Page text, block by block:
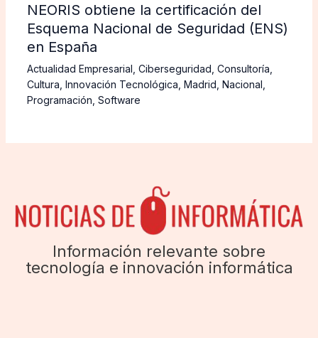
NEORIS obtiene la certificación del
Esquema Nacional de Seguridad (ENS)
en España
Actualidad Empresarial Ciberseguridad Consultoría
Cultura Innovación Tecnológica Madrid Nacional
Programación Software
Información relevante sobre
tecnología e innovación informática